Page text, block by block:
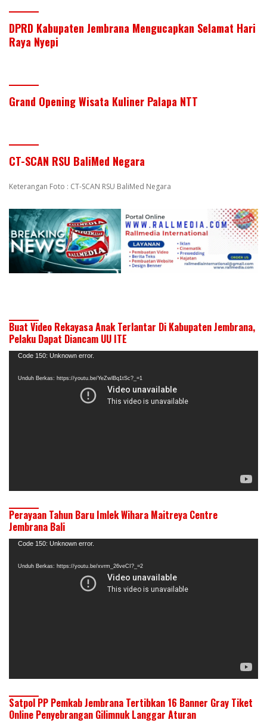
DPRD Kabupaten Jembrana Mengucapkan Selamat Hari
Raya Nyepi
Grand Opening Wisata Kuliner Palapa NTT
CT-SCAN RSU BaliMed Negara
Keterangan Foto : CT-SCAN RSU BaliMed Negara
Buat Video Rekayasa Anak Terlantar Di Kabupaten Jembrana,
Pelaku Dapat Diancam UU ITE
Pemutar
Code 150: Unknown error.
Unduh Berkas: https://youtu.be/YeZwlBq1tSc?_=1
Perayaan Tahun Baru Imlek Wihara Maitreya Centre
Jembrana Bali
Pemutar
Code 150: Unknown error.
Unduh Berkas: https://youtu.be/xvrm_26veCI?_=2
Satpol PP Pemkab Jembrana Tertibkan 16 Banner Gray Tiket
Online Penyebrangan Gilimnuk Langgar Aturan